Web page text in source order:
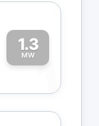
1.3
MW1